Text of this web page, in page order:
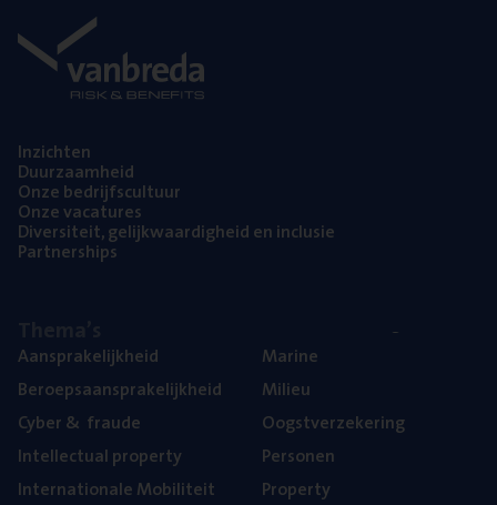
Inzich­ten
Duur­zaam­heid
Onze bedrijfs­cul­tuur
Onze vaca­tu­res
Diver­si­teit, gelijk­waar­dig­heid en inclusie
Part­ner­ships
Aan­spra­ke­lijk­heid
Beroeps­aan­spra­ke­lijk­heid
Cyber& fraude
Intel­lec­tu­al property
Inter­na­ti­o­na­le Mobiliteit
Mari­ne
Mili­eu
Oogst­ver­ze­ke­ring
Per­so­nen
Pro­per­ty